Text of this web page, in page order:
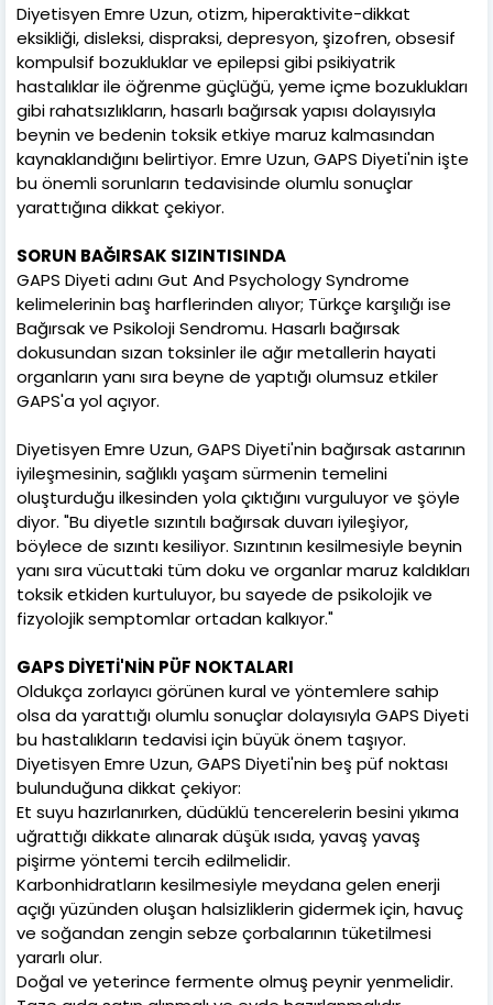
Diyetisyen Emre Uzun, otizm, hiperaktivite-dikkat
eksikliği, disleksi, dispraksi, depresyon, şizofren, obsesif
kompulsif bozukluklar ve epilepsi gibi psikiyatrik
hastalıklar ile öğrenme güçlüğü, yeme içme bozuklukları
gibi rahatsızlıkların, hasarlı bağırsak yapısı dolayısıyla
beynin ve bedenin toksik etkiye maruz kalmasından
kaynaklandığını belirtiyor. Emre Uzun, GAPS Diyeti'nin işte
bu önemli sorunların tedavisinde olumlu sonuçlar
yarattığına dikkat çekiyor.
SORUN BAĞIRSAK SIZINTISINDA
GAPS Diyeti adını Gut And Psychology Syndrome
kelimelerinin baş harflerinden alıyor; Türkçe karşılığı ise
Bağırsak ve Psikoloji Sendromu. Hasarlı bağırsak
dokusundan sızan toksinler ile ağır metallerin hayati
organların yanı sıra beyne de yaptığı olumsuz etkiler
GAPS'a yol açıyor.
Diyetisyen Emre Uzun, GAPS Diyeti'nin bağırsak astarının
iyileşmesinin, sağlıklı yaşam sürmenin temelini
oluşturduğu ilkesinden yola çıktığını vurguluyor ve şöyle
diyor. "Bu diyetle sızıntılı bağırsak duvarı iyileşiyor,
böylece de sızıntı kesiliyor. Sızıntının kesilmesiyle beynin
yanı sıra vücuttaki tüm doku ve organlar maruz kaldıkları
toksik etkiden kurtuluyor, bu sayede de psikolojik ve
fizyolojik semptomlar ortadan kalkıyor."
GAPS DİYETİ'NİN PÜF NOKTALARI
Oldukça zorlayıcı görünen kural ve yöntemlere sahip
olsa da yarattığı olumlu sonuçlar dolayısıyla GAPS Diyeti
bu hastalıkların tedavisi için büyük önem taşıyor.
Diyetisyen Emre Uzun, GAPS Diyeti'nin beş püf noktası
bulunduğuna dikkat çekiyor:
Et suyu hazırlanırken, düdüklü tencerelerin besini yıkıma
uğrattığı dikkate alınarak düşük ısıda, yavaş yavaş
pişirme yöntemi tercih edilmelidir.
Karbonhidratların kesilmesiyle meydana gelen enerji
açığı yüzünden oluşan halsizliklerin gidermek için, havuç
ve soğandan zengin sebze çorbalarının tüketilmesi
yararlı olur.
Doğal ve yeterince fermente olmuş peynir yenmelidir.